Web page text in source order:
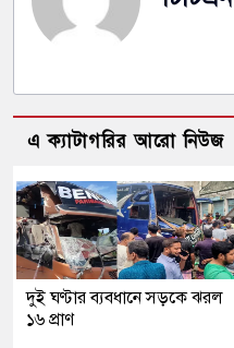
এ ক্যাটাগরির আরো নিউজ
দুই ঘণ্টার ব্যবধানে সড়কে ঝরল
১৬ প্রাণ